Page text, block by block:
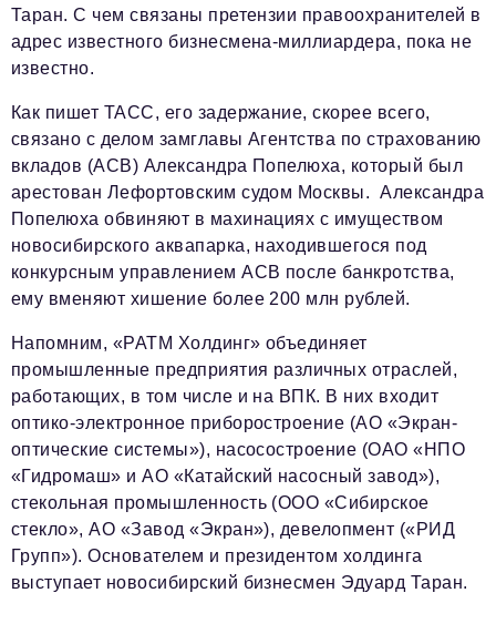
Таран. С чем связаны претензии правоохранителей в
адрес известного бизнесмена-миллиардера, пока не
известно.
Как пишет ТАСС, его задержание, скорее всего,
связано с делом замглавы Агентства по страхованию
вкладов (АСВ) Александра Попелюха, который был
арестован Лефортовским судом Москвы. Александра
Попелюха обвиняют в махинациях с имуществом
новосибирского аквапарка, находившегося под
конкурсным управлением АСВ после банкротства,
ему вменяют хишение более 200 млн рублей.
Напомним, «РАТМ Холдинг» объединяет
промышленные предприятия различных отраслей,
работающих, в том числе и на ВПК. В них входит
оптико-электронное приборостроение (АО «Экран-
оптические системы»), насосостроение (ОАО «НПО
«Гидромаш» и АО «Катайский насосный завод»),
стекольная промышленность (ООО «Сибирское
стекло», АО «Завод «Экран»), девелопмент («РИД
Групп»). Основателем и президентом холдинга
выступает новосибирский бизнесмен Эдуард Таран.